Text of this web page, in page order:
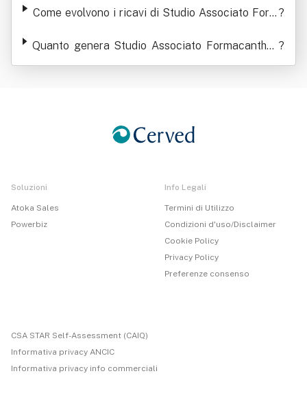
Come evolvono i ricavi di Studio Associato Form ?
Quanto genera Studio Associato Formacanthus
Srl in termini di ricavi
?
Soluzioni
Atoka Sales
Powerbiz
Info Legali
Termini di Utilizzo
Condizioni d'uso/Disclaimer
Cookie Policy
Privacy Policy
Preferenze consenso
CSA STAR Self-Assessment (CAIQ)
Informativa privacy ANCIC
Informativa privacy info commerciali